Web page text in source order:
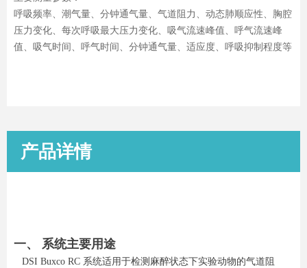
呼吸频率、潮气量、分钟通气量、气道阻力、动态肺顺应性、胸腔
压力变化、每次呼吸最大压力变化、吸气流速峰值、呼气流速峰
值、吸气时间、呼气时间、分钟通气量、适应度、呼吸抑制程度等
产品详情
一、 系统主要用途
DSI Buxco RC 系统适用于检测麻醉状态下实验动物的气道阻